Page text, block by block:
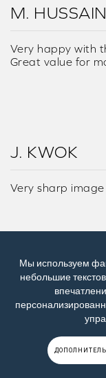
Мы используем
небольшие
M. HUSSAIN
Very happy with
Great value for
J. KWOK
Very sharp
B. YEO
The item was
meetings. Good